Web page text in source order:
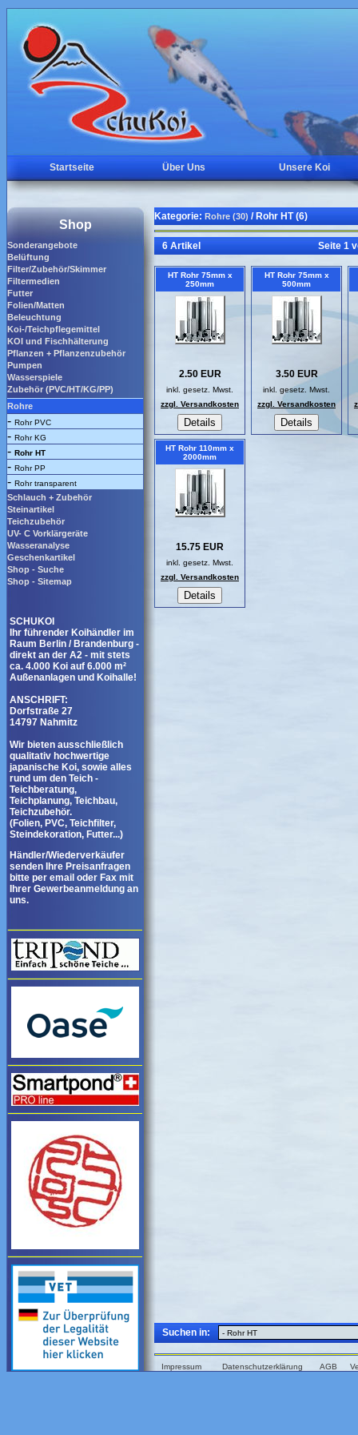
Startseite Über Uns Unsere Koi
Shop
Sonderangebote
Belüftung
Filter/Zubehör/Skimmer
Filtermedien
Futter
Folien/Matten
Beleuchtung
Koi-/Teichpflegemittel
KOI und Fischhälterung
Pflanzen + Pflanzenzubehör
Pumpen
Wasserspiele
Zubehör (PVC/HT/KG/PP)
Rohre
- Rohr PVC
- Rohr KG
- Rohr HT
- Rohr PP
- Rohr transparent
Schlauch + Zubehör
Steinartikel
Teichzubehör
UV- C Vorklärgeräte
Wasseranalyse
Geschenkartikel
Shop - Suche
Shop - Sitemap
SCHUKOI
Ihr führender Koihändler im
Raum Berlin / Brandenburg -
direkt an der A2 - mit stets
ca. 4.000 Koi auf 6.000 m²
Außenanlagen und Koihalle!
ANSCHRIFT:
Dorfstraße 27
14797 Nahmitz
Wir bieten ausschließlich
qualitativ hochwertige
japanische Koi, sowie alles
rund um den Teich -
Teichberatung,
Teichplanung, Teichbau,
Teichzubehör.
(Folien, PVC, Teichfilter,
Steindekoration, Futter...)
Händler/Wiederverkäufer
senden Ihre Preisanfragen
bitte per email oder Fax mit
Ihrer Gewerbeanmeldung an
uns.
Kategorie: Rohre (30) / Rohr HT (6)
6 Artikel Seite 1
HT Rohr 75mm x
250mm
2.50 EUR
inkl. gesetz. Mwst.
zzgl. Versandkosten
HT Rohr 75mm x
500mm
3.50 EUR
inkl. gesetz. Mwst.
zzgl. Versandkosten
HT Rohr 110mm x
2000mm
15.75 EUR
inkl. gesetz. Mwst.
zzgl. Versandkosten
Suchen in:
Impressum Datenschutzerklärung AGB